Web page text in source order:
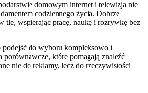
domowym internet i telewizja nie
codziennego życia. Dobrze
tle, wspierając pracę, naukę i rozrywkę bez
podejść do wyboru kompleksowo i
porównawcze, które pomagają znaleźć
nie do reklamy, lecz do rzeczywistości